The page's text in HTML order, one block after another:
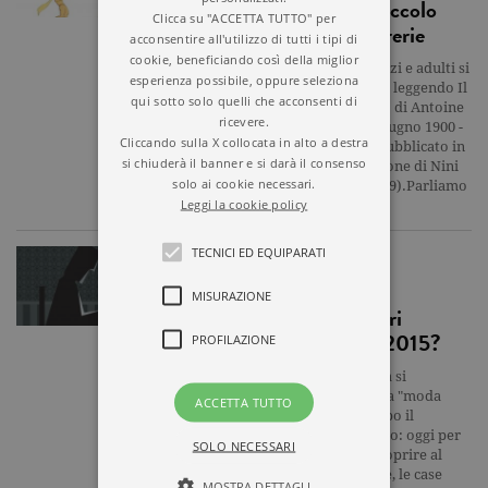
Scadono i diritti, “Il piccolo
principe” invade le librerie
Generazioni di bambini, ragazzi e adulti si
sono emozionate e commosse leggendo Il
piccolo principe, il capolavoro di Antoine
de Saint-Exupéry (Lione, 29 giugno 1900 -
Mar Tirreno, 31 luglio 1944) pubblicato in
Italia da Bompiani (la traduzione di Nini
Bompiani Bregoli risale al 1949).Parliamo
di un longseller per…
ARTICOLO
Chi saranno gli scrittori
esordienti italiani del 2015?
Fino a qualche anno fa i media si
interrogavano sulla cosiddetta "moda
degli esordienti". Nel frattempo il
contesto di mercato è cambiato: oggi per
gli editori è più difficile far scoprire al
pubblico nuovi autori. Eppure, le case
Clicca su "ACCETTA TUTTO" per
acconsentire all'utilizzo di tutti i tipi di
cookie, beneficiando così della miglior
esperienza possibile, oppure seleziona
qui sotto solo quelli che acconsenti di
ricevere.
Cliccando sulla X collocata in alto a destra
si chiuderà il banner e si darà il consenso
solo ai cookie necessari.
Leggi la cookie policy
TECNICI ED EQUIPARATI
MISURAZIONE
PROFILAZIONE
ACCETTA TUTTO
SOLO NECESSARI